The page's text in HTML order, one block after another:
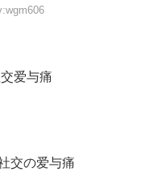
爱与痛
交の爱与痛